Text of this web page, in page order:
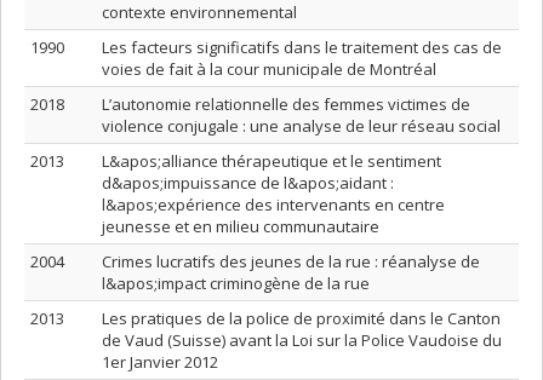
contexte environnemental
1990
Les facteurs significatifs dans le traitement des cas de
voies de fait à la cour municipale de Montréal
2018
L’autonomie relationnelle des femmes victimes de
violence conjugale : une analyse de leur réseau social
2013
L&apos;alliance thérapeutique et le sentiment
d&apos;impuissance de l&apos;aidant :
l&apos;expérience des intervenants en centre
jeunesse et en milieu communautaire
2004
Crimes lucratifs des jeunes de la rue : réanalyse de
l&apos;impact criminogène de la rue
2013
Les pratiques de la police de proximité dans le Canton
de Vaud (Suisse) avant la Loi sur la Police Vaudoise du
1er Janvier 2012